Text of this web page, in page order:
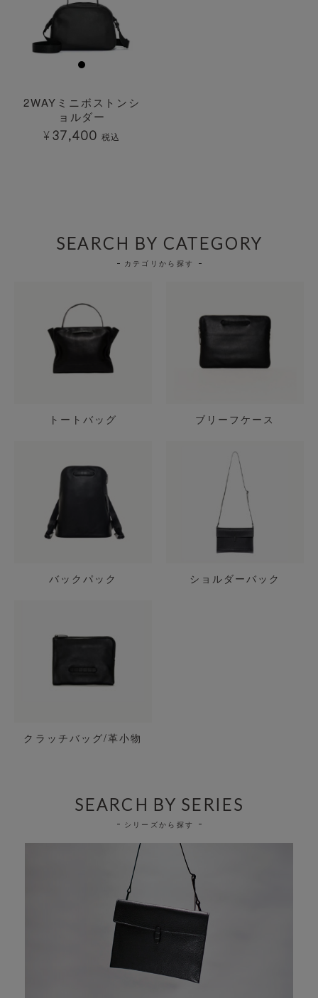
2WAYミニボストンシ
ョルダー
¥37,400 税込
SEARCH BY CATEGORY
カテゴリから探す
トートバッグ ブリーフケース
バックパック ショルダーバック
クラッチバッグ/革小物
SEARCH BY SERIES
シリーズから探す